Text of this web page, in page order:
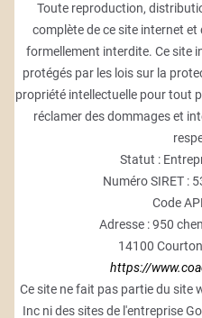
Toute reproduction,
complète de ce site internet
formellement interdite. Ce site
protégés par les lois sur la
propriété intellectuelle pour tout
réclamer des dommages et
Statut :
Numéro SIRET :
Code
Adresse : 950
14100
https://
Ce site ne fait pas partie du site
Inc ni des sites de l'entreprise